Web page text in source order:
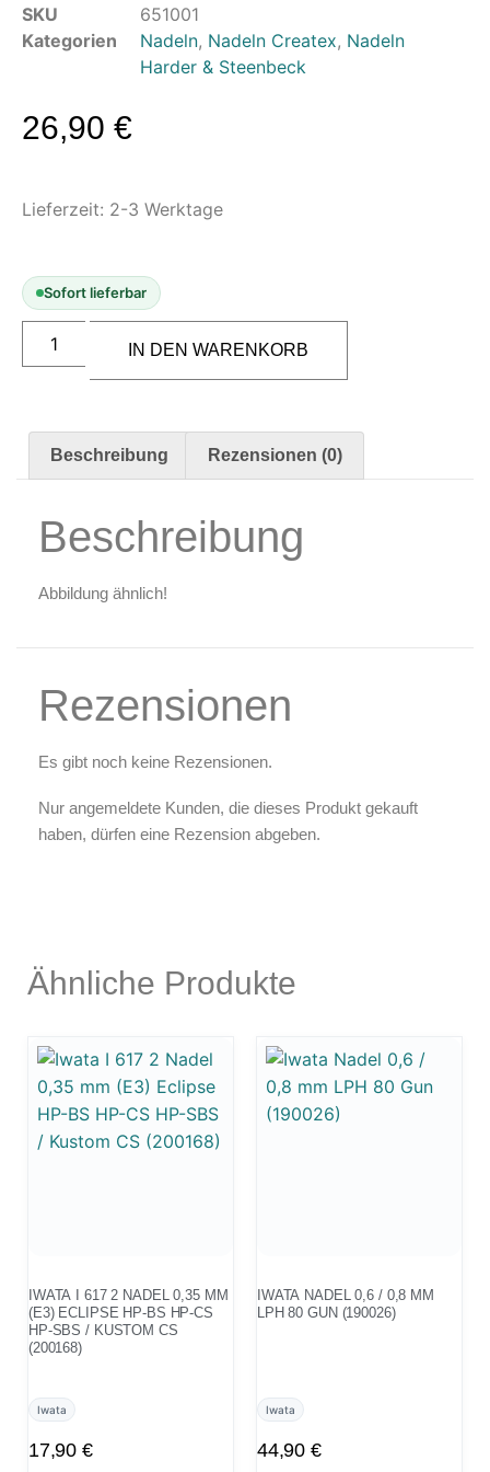
Modellbau-Zubehör
Untergründe & Papier
Bearbeitung
Sandstrahlen & Spezialbehandlungen
Maskierfolien & Maskierbänder
Schablonen & Templates
Reinigung & Pflege
Luftreinigung & Filter
Arbeitsplatz & Zubehör
Leerbehälter & Mischzubehör
Spezialliteratur & Anleitungen
Gutscheine
X
SKU
651001
Kategorien
Nadeln, Nadeln Createx, Nadeln
Harder & Steenbeck
26,90 €
Lieferzeit: 2-3 Werktage
Sofort lieferbar
IN DEN WARENKORB
Beschreibung Rezensionen (0)
Beschreibung
Abbildung ähnlich!
Rezensionen
Es gibt noch keine Rezensionen.
Nur angemeldete Kunden, die dieses Produkt gekauft
haben, dürfen eine Rezension abgeben.
Ähnliche Produkte
IWATA I 617 2 NADEL 0,35 MM
(E3) ECLIPSE HP-BS HP-CS
HP-SBS / KUSTOM CS
(200168)
Iwata
17,90 €
IWATA NADEL 0,6 / 0,8 MM
LPH 80 GUN (190026)
Iwata
44,90 €